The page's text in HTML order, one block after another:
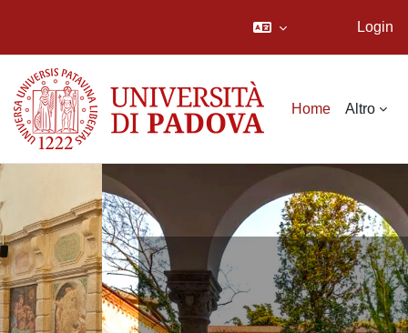
Login
Home Altro
Dipartimento